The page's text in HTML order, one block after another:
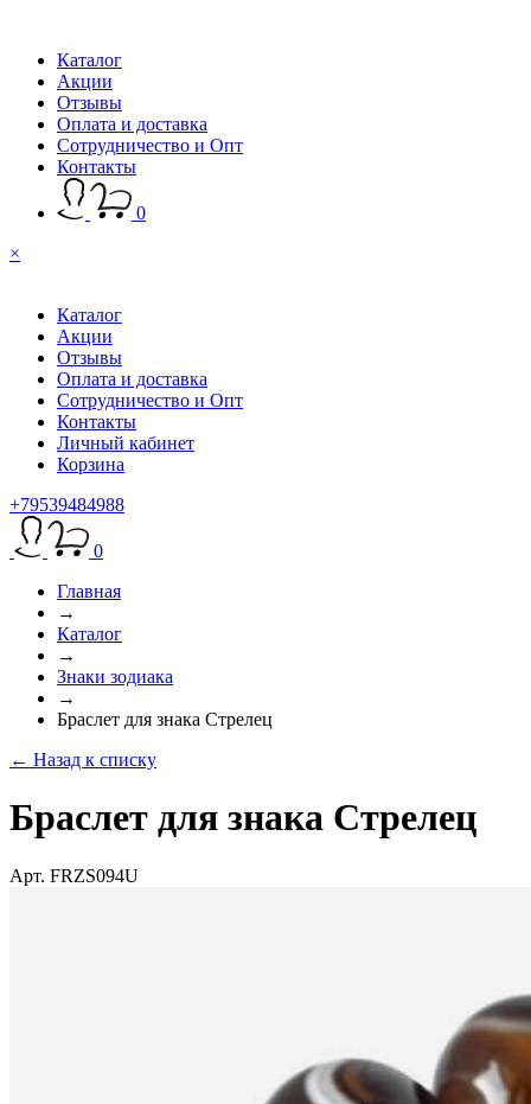
Каталог
Акции
Отзывы
Оплата и доставка
Сотрудничество и Опт
Контакты
0
×
Каталог
Акции
Отзывы
Оплата и доставка
Сотрудничество и Опт
Контакты
Личный кабинет
Корзина
+79539484988
0
Главная
→
Каталог
→
Знаки зодиака
→
Браслет для знака Стрелец
← Назад к списку
Браслет для знака Стрелец
Арт. FRZS094U